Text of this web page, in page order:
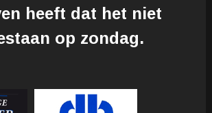
heeft dat het niet
op zondag.